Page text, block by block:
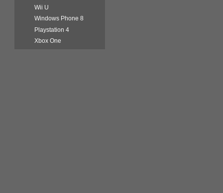
Wii U
Windows Phone 8
Playstation 4
Xbox One